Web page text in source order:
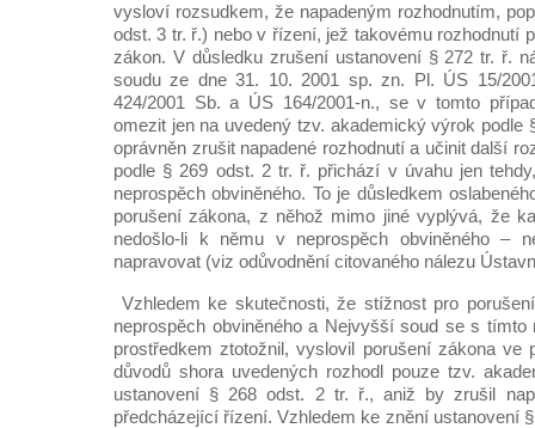
vysloví rozsudkem, že napadeným rozhodnutím,
odst. 3 tr. ř.) nebo v řízení, jež takovému rozhodnutí
zákon. V důsledku zrušení ustanovení § 272 tr. ř.
soudu ze dne 31. 10. 2001 sp. zn. Pl. ÚS 15/
424/2001 Sb. a ÚS 164/2001-n., se v tomto
omezit jen na uvedený tzv. akademický výrok podle
oprávněn zrušit napadené rozhodnutí a učinit další
podle § 269 odst. 2 tr. ř. přichází v úvahu jen
neprospěch obviněného. To je důsledkem
porušení zákona, z něhož mimo jiné vyplývá, že
nedošlo-li k němu v neprospěch obviněného –
napravovat (viz odůvodnění citovaného nálezu
Vzhledem ke skutečnosti, že stížnost pro
neprospěch obviněného a Nejvyšší soud se s tímto
prostředkem ztotožnil, vyslovil porušení zákona ve
důvodů shora uvedených rozhodl pouze tzv.
ustanovení § 268 odst. 2 tr. ř., aniž by zrušil
předcházející řízení. Vzhledem ke znění ustanovení